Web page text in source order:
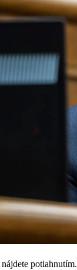
potiahnutím.